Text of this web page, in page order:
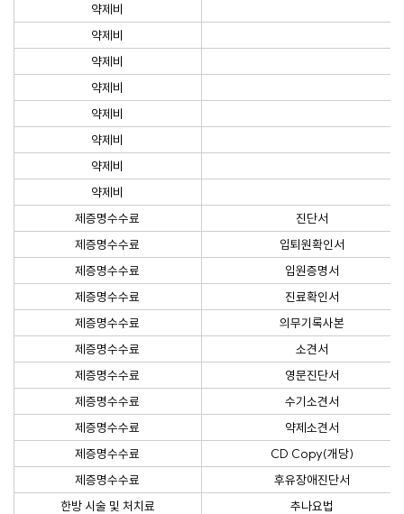
약제비
약제비
약제비
약제비
약제비
약제비
약제비
약제비
제증명수수료
진단서
제증명수수료
입퇴원확인서
제증명수수료
입원증명서
제증명수수료
진료확인서
제증명수수료
의무기록사본
제증명수수료
소견서
제증명수수료
영문진단서
제증명수수료
수기소견서
제증명수수료
약제소견서
제증명수수료
CD Copy(개당)
제증명수수료
후유장애진단서
한방 시술 및 처치료
추나요법